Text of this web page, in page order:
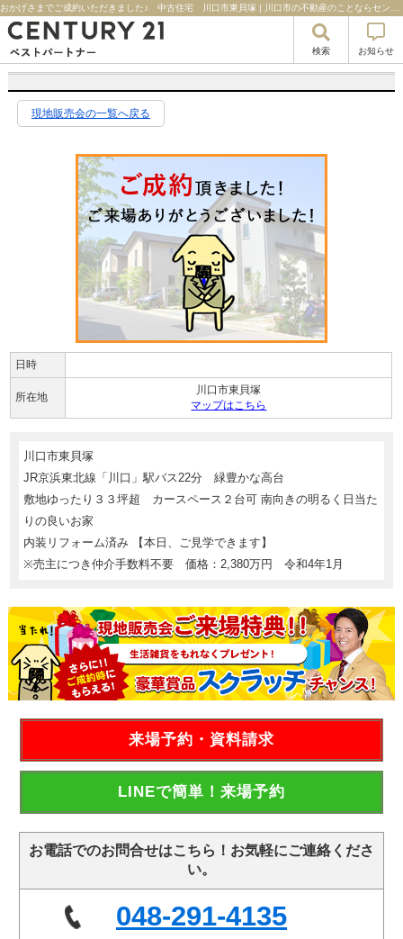
検索 お知らせ
現地販売会の一覧へ戻る
日時
所在地
川口市東貝塚
マップはこちら
川口市東貝塚
JR京浜東北線「川口」駅バス22分 緑豊かな高台
敷地ゆったり３３坪超 カースペース２台可 南向きの明るく日当た
りの良いお家
内装リフォーム済み 【本日、ご見学できます】
※売主につき仲介手数料不要 価格：2,380万円 令和4年1月
来場予約・資料請求
LINEで簡単！来場予約
お電話でのお問合せはこちら！お気軽にご連絡くださ
い。
048-291-4135